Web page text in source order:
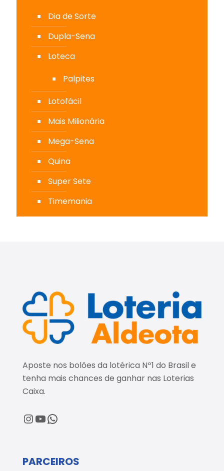
Dia de Sorte
Dupla-Sena
Loteca
Palpites
Lotofácil
Mais Milionária
Mega-Sena
Quina
Super Sete
Timemania
Aposte nos bolões da lotérica Nº1 do Brasil e
tenha mais chances de ganhar nas Loterias
Caixa.
@loteriaaldeota
@loteriaaldeota
Central de Atendimento
PARCEIROS